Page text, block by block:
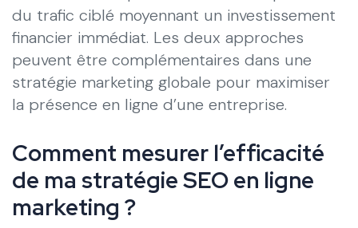
du trafic ciblé moyennant un investissement
financier immédiat. Les deux approches
peuvent être complémentaires dans une
stratégie marketing globale pour maximiser
la présence en ligne d’une entreprise.
Comment mesurer l’efficacité
de ma stratégie SEO en ligne
marketing ?